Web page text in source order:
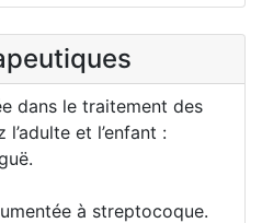
dans le traitement des
et l’enfant :
à streptocoque.